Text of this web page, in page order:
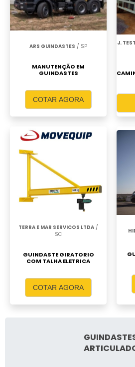
ARS GUINDASTES / SP
MANUTENÇÃO EM
GUINDASTES
COTAR AGORA
J.
TERRA E MAR SERVICOS LTDA /
SC
GUINDASTE GIRATORIO
COM TALHA ELETRICA
COTAR AGORA